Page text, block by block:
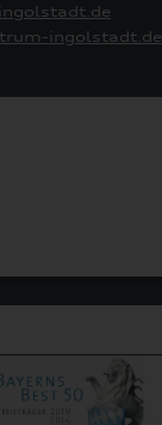
ingolstadt.de